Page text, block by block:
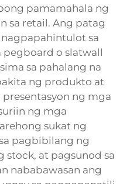
pamamahala ng
sa retail. Ang patag
sa
pegboard o slatwall
sa pahalang na
ng produkto at
ng mga
ng mga
sukat ng
pagbibilang ng
at pagsunod sa
nababawasan ang